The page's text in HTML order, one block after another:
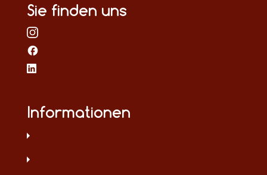
Sie finden uns
Informationen